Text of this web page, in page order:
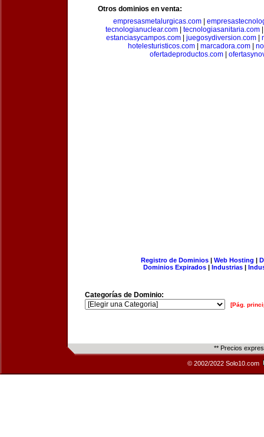
Otros dominios en venta:
empresasmetalurgicas.com|
tecnologianuclear.com| tecnologiasanitaria.com
estanciasycampos.com| juegosydiversion.com|
hotelesturisticos.com
marcadora.com
ofertadeproductos.com
Registro de Dominios| Web Hosting |
Dominios Expirados | Industrias |
Categorías de Dominio:
[Pág.
** Precios
© 2002/2022 Solo10.com